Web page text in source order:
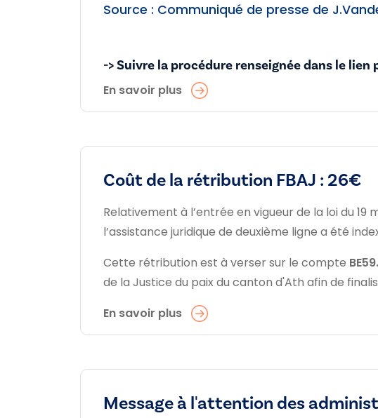
Source : Communiqué de presse de
-> Suivre la procédure renseignée dans le
En savoir plus
Coût de la rétribution FBAJ : 26€
Relativement à l’entrée en vigueur de la loi du
l’assistance juridique de deuxième ligne a été
Cette rétribution est à verser sur le compte
de la Justice du paix du canton d'Ath afin de
En savoir plus
Message à l'attention des